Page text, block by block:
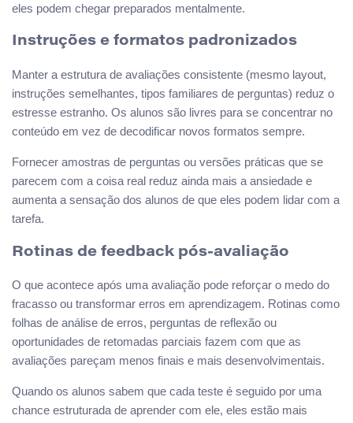
eles podem chegar preparados mentalmente.
Instruções e formatos padronizados
Manter a estrutura de avaliações consistente (mesmo layout,
instruções semelhantes, tipos familiares de perguntas) reduz o
estresse estranho. Os alunos são livres para se concentrar no
conteúdo em vez de decodificar novos formatos sempre.
Fornecer amostras de perguntas ou versões práticas que se
parecem com a coisa real reduz ainda mais a ansiedade e
aumenta a sensação dos alunos de que eles podem lidar com a
tarefa.
Rotinas de feedback pós-avaliação
O que acontece após uma avaliação pode reforçar o medo do
fracasso ou transformar erros em aprendizagem. Rotinas como
folhas de análise de erros, perguntas de reflexão ou
oportunidades de retomadas parciais fazem com que as
avaliações pareçam menos finais e mais desenvolvimentais.
Quando os alunos sabem que cada teste é seguido por uma
chance estruturada de aprender com ele, eles estão mais